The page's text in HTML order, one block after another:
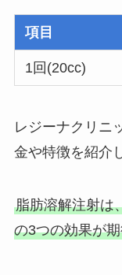
項目
1回(20cc)
レジーナクリニ
金や特徴を紹介
脂肪溶解注射は
の3つの効果が